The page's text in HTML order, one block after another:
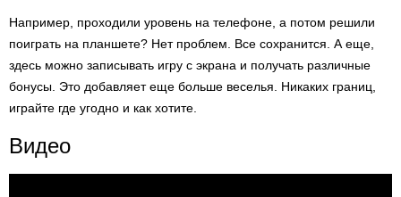
Например, проходили уровень на телефоне, а потом решили
поиграть на планшете? Нет проблем. Все сохранится. А еще,
здесь можно записывать игру с экрана и получать различные
бонусы. Это добавляет еще больше веселья. Никаких границ,
играйте где угодно и как хотите.
Видео